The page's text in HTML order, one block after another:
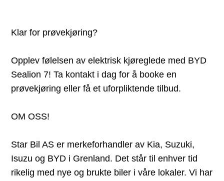
Klar for prøvekjøring?
Opplev følelsen av elektrisk kjøreglede med BYD
Sealion 7! Ta kontakt i dag for å booke en
prøvekjøring eller få et uforpliktende tilbud.
OM OSS!
Star Bil AS er merkeforhandler av Kia, Suzuki,
Isuzu og BYD i Grenland. Det står til enhver tid
rikelig med nye og brukte biler i våre lokaler. Vi har